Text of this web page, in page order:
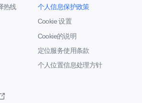
热线
个人信息保护政策
Cookie 设置
Cookie的说明
定位服务使用条款
个人位置信息处理方针